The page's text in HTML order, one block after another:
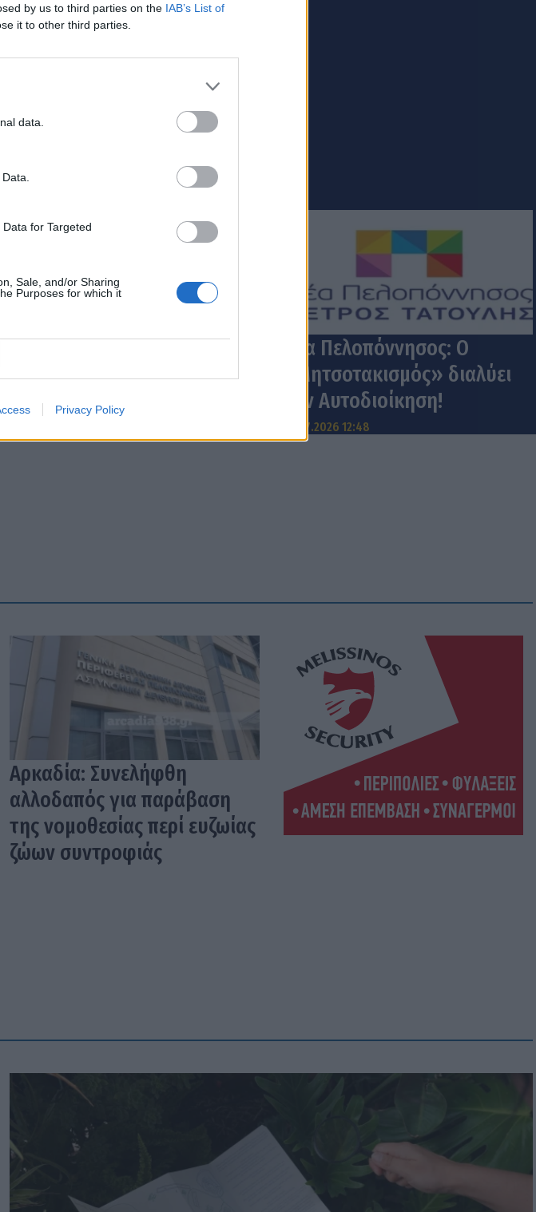
by us to third parties on the IAB’s List of
it to other third parties.
data.
for Targeted
Sale, and/or Sharing
Purposes for which it
Privacy Policy
Νέα Πελοπόννησος: Ο
«Μητσοτακισμός» διαλύει
την Αυτοδιοίκηση!
31.07.2026 12:48
Αρκαδία: Συνελήφθη
αλλοδαπός για παράβαση
της νομοθεσίας περί ευζωίας
ζώων συντροφιάς